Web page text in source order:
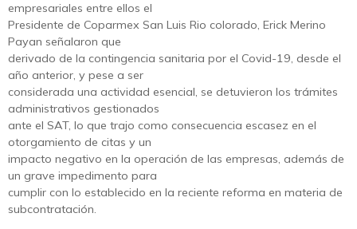
empresariales entre ellos el
Presidente de Coparmex San Luis Rio colorado, Erick Merino
Payan señalaron que
derivado de la contingencia sanitaria por el Covid-19, desde el
año anterior, y pese a ser
considerada una actividad esencial, se detuvieron los trámites
administrativos gestionados
ante el SAT, lo que trajo como consecuencia escasez en el
otorgamiento de citas y un
impacto negativo en la operación de las empresas, además de
un grave impedimento para
cumplir con lo establecido en la reciente reforma en materia de
subcontratación.